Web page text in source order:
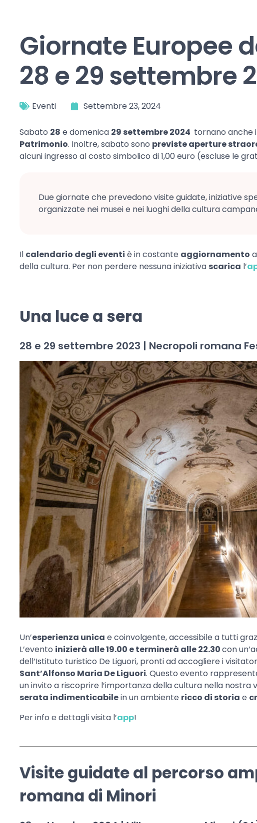
Giornate Europee
28 e 29 settembre
Eventi Settembre 23, 2024
Sabato 28 e domenica 29 settembre 2024 tornano anche
Patrimonio. Inoltre, sabato sono previste aperture
alcuni ingresso al costo simbolico di 1,00 euro (escluse le
Due giornate che prevedono visite guidate, iniziative
organizzate nei musei e nei luoghi della cultura
Il calendario degli eventi è in costante aggiornamento
della cultura. Per non perdere nessuna iniziativa scarica l’
Una luce a sera
28 e 29 settembre 2023 | Necropoli romana
Un’esperienza unica e coinvolgente, accessibile a tutti
L’evento inizierà alle 19.00 e terminerà alle 22.30con
dell’Istituto turistico De Liguori, pronti ad accogliere i
Sant’Alfonso Maria De Liguori. Questo evento
un invito a riscoprire l’importanza della cultura nella nostra
serata indimenticabilein un ambiente ricco di storia e
Per info e dettagli visita l’app!
Visite guidate al percorso
romana di Minori